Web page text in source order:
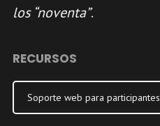
los “noventa”.
RECURSOS
Soporte web para participantes